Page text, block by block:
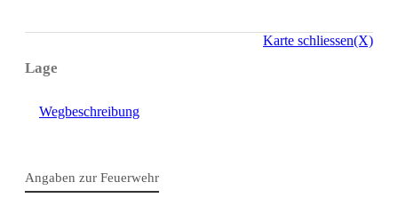
Karte schliessen(X)
Lage
Wegbeschreibung
Angaben zur Feuerwehr